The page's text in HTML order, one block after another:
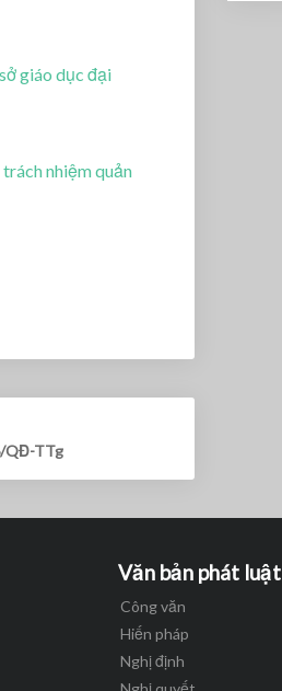
giáo dục đại
nhiệm quản
QĐ-TTg
Văn bản phát luật
Công văn
Hiến pháp
Nghị định